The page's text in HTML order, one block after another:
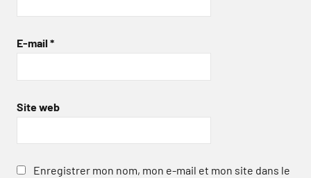
E-mail *
Site web
Enregistrer mon nom, mon e-mail et mon site dans le